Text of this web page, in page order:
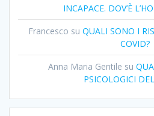
INCAPACE. DOV’È
Francesco su QUALI SONO I
COVID?
Anna Maria Gentile su
PSICOLOGICI